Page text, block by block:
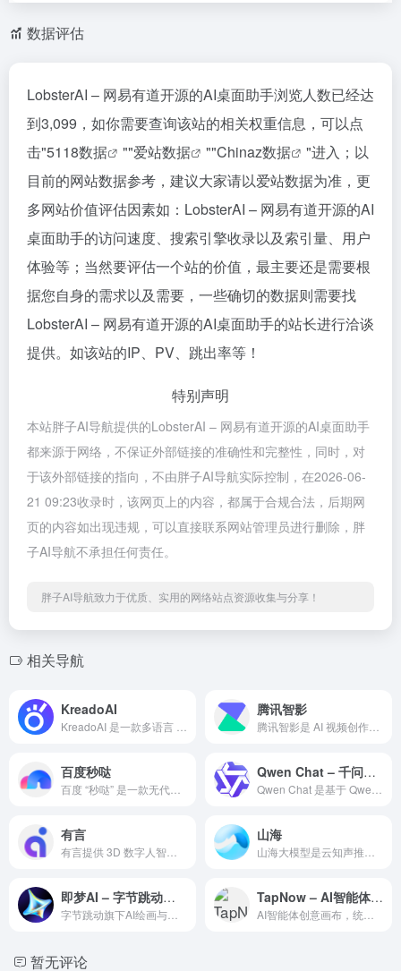
数据评估
LobsterAI – 网易有道开源的AI桌面助手浏览人数已经达
到3,099，如你需要查询该站的相关权重信息，可以点
击"5118数据 ""爱站数据 ""Chinaz数据
"进入；以
目前的网站数据参考，建议大家请以爱站数据为准，更
多网站价值评估因素如：LobsterAI – 网易有道开源的AI
桌面助手的访问速度、搜索引擎收录以及索引量、用户
体验等；当然要评估一个站的价值，最主要还是需要根
据您自身的需求以及需要，一些确切的数据则需要找
LobsterAI – 网易有道开源的AI桌面助手的站长进行洽谈
提供。如该站的IP、PV、跳出率等！
特别声明
本站胖子AI导航提供的LobsterAI – 网易有道开源的AI桌面助手
都来源于网络，不保证外部链接的准确性和完整性，同时，对
于该外部链接的指向，不由胖子AI导航实际控制，在2026-06-
21 09:23收录时，该网页上的内容，都属于合规合法，后期网
页的内容如出现违规，可以直接联系网站管理员进行删除，胖
子AI导航不承担任何责任。
胖子AI导航致力于优质、实用的网络站点资源收集与分享！
相关导航
KreadoAI 腾讯智影
百度秒哒 Qwen Chat – 千问大模型智能对话工具
有言 山海
即梦AI – 字节跳动旗下AI绘画与视频生成平台 TapNow – AI智能体创意画布平台
暂无评论